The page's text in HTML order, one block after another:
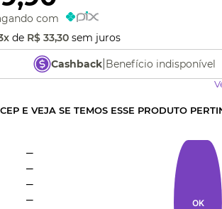
com
x de R$ 33,30 sem juros
Cashback| Benefício indisponível
E VEJA SE TEMOS ESSE PRODUTO
OK